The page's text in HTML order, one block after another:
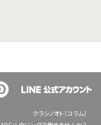
クラシノオト（コラム）